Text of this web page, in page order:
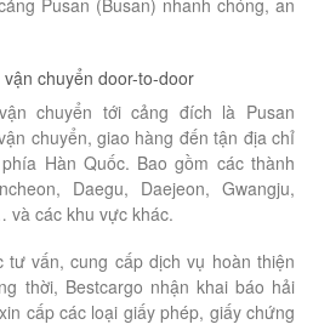
chuyển door-to-door
chuyển tới cảng đích là Pusan
chuyển, giao hàng đến tận địa chỉ
Hàn Quốc. Bao gồm các thành
Daegu, Daejeon, Gwangju,
và các khu vực khác.
vấn, cung cấp dịch vụ hoàn thiện
thời, Bestcargo nhận khai báo hải
cấp các loại giấy phép, giấy chứng